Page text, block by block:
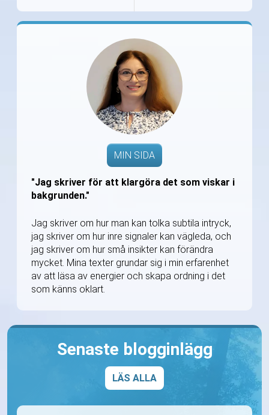
MIN SIDA
"Jag skriver för att klargöra det som viskar i
bakgrunden."
Jag skriver om hur man kan tolka subtila intryck,
jag skriver om hur inre signaler kan vägleda, och
jag skriver om hur små insikter kan förändra
mycket. Mina texter grundar sig i min erfarenhet
av att läsa av energier och skapa ordning i det
som känns oklart.
Senaste blogginlägg
LÄS ALLA